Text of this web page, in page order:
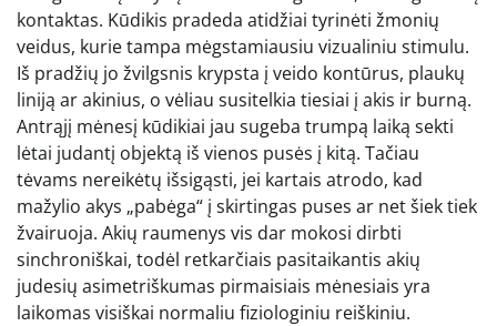
kontaktas. Kūdikis pradeda atidžiai tyrinėti žmonių
veidus, kurie tampa mėgstamiausiu vizualiniu stimulu.
Iš pradžių jo žvilgsnis krypsta į veido kontūrus, plaukų
liniją ar akinius, o vėliau susitelkia tiesiai į akis ir burną.
Antrąjį mėnesį kūdikiai jau sugeba trumpą laiką sekti
lėtai judantį objektą iš vienos pusės į kitą. Tačiau
tėvams nereikėtų išsigąsti, jei kartais atrodo, kad
mažylio akys „pabėga“ į skirtingas puses ar net šiek tiek
žvairuoja. Akių raumenys vis dar mokosi dirbti
sinchroniškai, todėl retkarčiais pasitaikantis akių
judesių asimetriškumas pirmaisiais mėnesiais yra
laikomas visiškai normaliu fiziologiniu reiškiniu.